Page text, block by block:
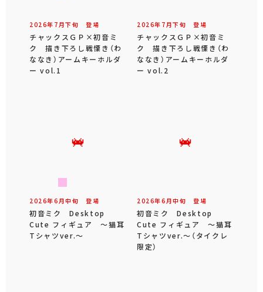
2026年 7 月下旬 登場
チャックスＧＰ×初音ミ
ク 描き下ろし戦慄き（わ
ななき）アームキーホルダ
ー vol.1
2026年 7 月下旬 登場
チャックスＧＰ×初音ミ
ク 描き下ろし戦慄き（わ
ななき）アームキーホルダ
ー vol.2
2026年6 月中旬 登場
初音ミク Desktop
Cute フィギュア ～猫耳
Tシャツver.～
2026年6 月中旬 登場
初音ミク Desktop
Cute フィギュア ～猫耳
Tシャツver.～（タイクレ
限定）